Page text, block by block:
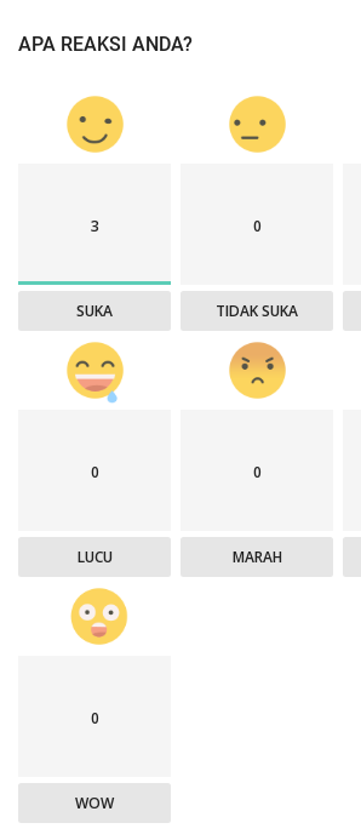
APA REAKSI ANDA?
3
SUKA
0
TIDAK SUKA
0
LUCU
0
MARAH
0
WOW